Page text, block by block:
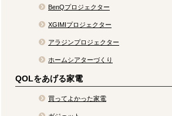
BenQプロジェクター
XGIMIプロジェクター
アラジンプロジェクター
ホームシアターづくり
QOLをあげる家電
買ってよかった家電